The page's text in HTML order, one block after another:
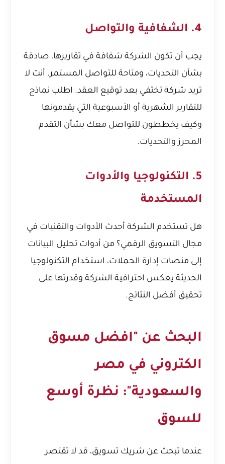
4. الشفافية والتواصل
يجب أن تكون الشركة شفافة في تقاريرها، صادقة
بشأن التحديات، ومتاحة للتواصل المستمر. أنت لا
تريد شركة تختفي بعد توقيع العقد. اطلب نماذج
للتقارير الشهرية أو الأسبوعية التي يقدمونها
وكيف يخططون للتواصل معك بشأن التقدم
المحرز والتحديات.
5. التكنولوجيا والأدوات
المستخدمة
هل تستخدم الشركة أحدث الأدوات والتقنيات في
مجال التسويق الرقمي؟ من أدوات تحليل البيانات
إلى منصات إدارة الحملات، استخدام التكنولوجيا
الحديثة يعكس احترافية الشركة وقدرتها على
تحقيق أفضل النتائج.
البحث عن "افضل مسوق
الكتروني في مصر
والسعودية": نظرة أوسع
للسوق
عندما تبحث عن شريك تسويق، قد لا تقتصر